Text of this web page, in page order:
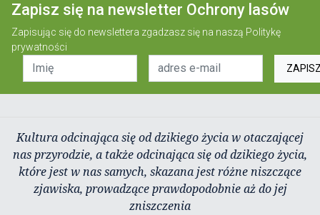
Zapisz się na newsletter Ochrony lasów
Zapisując się do newslettera zgadzasz się na naszą Politykę
prywatności
Kultura odcinająca się od dzikiego życia w otaczającej
nas przyrodzie, a także odcinająca się od dzikiego życia,
które jest w nas samych, skazana jest różne niszczące
zjawiska, prowadzące prawdopodobnie aż do jej
zniszczenia